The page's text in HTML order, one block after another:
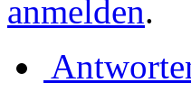
anmelden.